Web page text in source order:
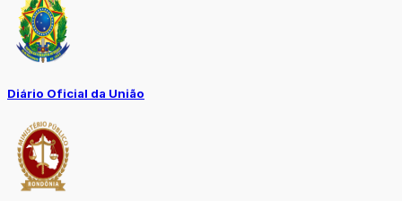
Diário Oficial da União